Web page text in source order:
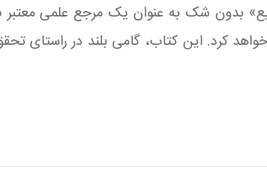
بدون شک به عنوان یک مرجع علمی معتبر
کرد. این کتاب، گامی بلند در راستای